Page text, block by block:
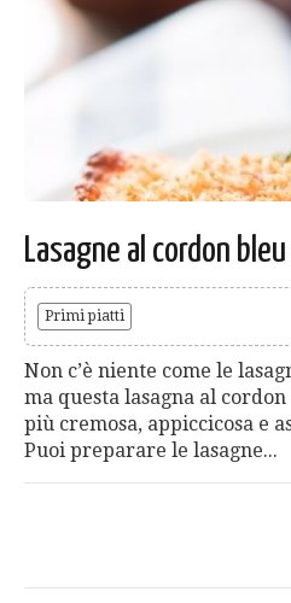
Lasagne al cordon
Primi piatti
Non c’è niente come le
ma questa lasagna al
più cremosa, appiccicosa e
Puoi preparare le lasagne...